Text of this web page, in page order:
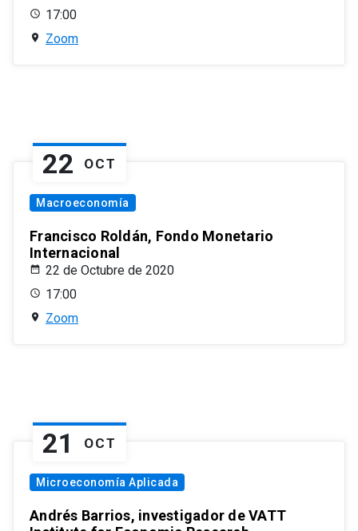
17:00
Zoom
22 OCT
Macroeconomía
Francisco Roldán, Fondo Monetario
Internacional
22 de Octubre de 2020
17:00
Zoom
21 OCT
Microeconomía Aplicada
Andrés Barrios, investigador de VATT